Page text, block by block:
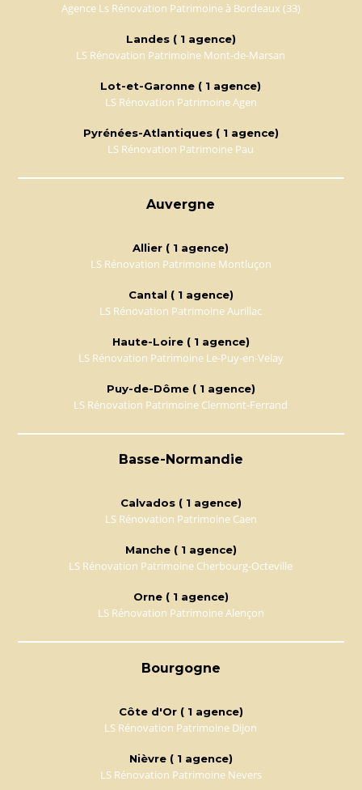
Agence Ls Rénovation Patrimoine à Bordeaux (33)
Landes ( 1 agence)
LS Rénovation Patrimoine Mont-de-Marsan
Lot-et-Garonne ( 1 agence)
LS Rénovation Patrimoine Agen
Pyrénées-Atlantiques ( 1 agence)
LS Rénovation Patrimoine Pau
Auvergne
Allier ( 1 agence)
LS Rénovation Patrimoine Montluçon
Cantal ( 1 agence)
LS Rénovation Patrimoine Aurillac
Haute-Loire ( 1 agence)
LS Rénovation Patrimoine Le-Puy-en-Velay
Puy-de-Dôme ( 1 agence)
LS Rénovation Patrimoine Clermont-Ferrand
Basse-Normandie
Calvados ( 1 agence)
LS Rénovation Patrimoine Caen
Manche ( 1 agence)
LS Rénovation Patrimoine Cherbourg-Octeville
Orne ( 1 agence)
LS Rénovation Patrimoine Alençon
Bourgogne
Côte d'Or ( 1 agence)
LS Rénovation Patrimoine Dijon
Nièvre ( 1 agence)
LS Rénovation Patrimoine Nevers